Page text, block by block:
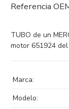
Referencia
TUBO de un
motor 651924
Marca:
Modelo: